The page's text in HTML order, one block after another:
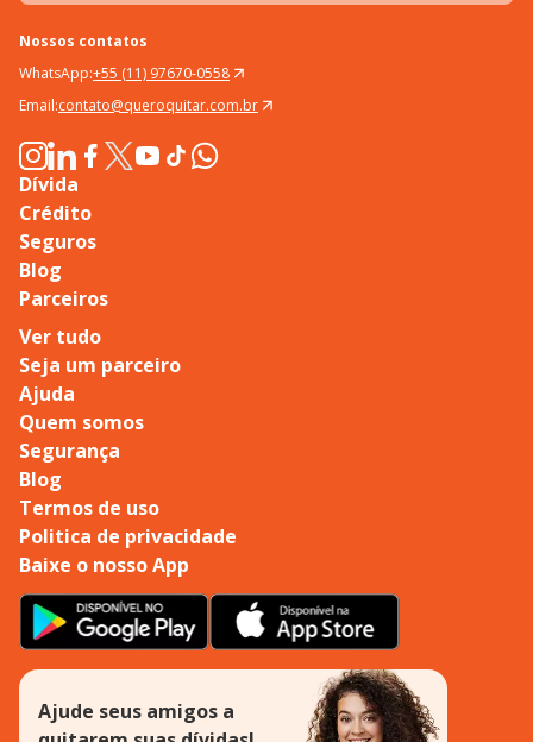
Nossos contatos
WhatsApp:+55 (11) 97670-0558
Email:contato@queroquitar.com.br
Dívida
Crédito
Seguros
Blog
Parceiros
Ver tudo
Seja um parceiro
Ajuda
Quem somos
Segurança
Blog
Termos de uso
Politica de privacidade
Baixe o nosso App
Ajude seus amigos a